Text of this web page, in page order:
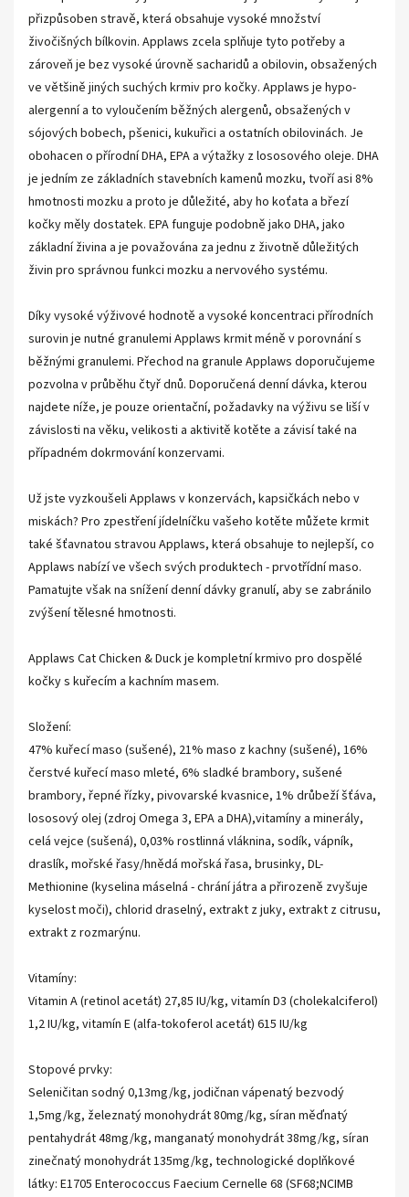
přizpůsoben stravě, která obsahuje vysoké množství
živočišných bílkovin. Applaws zcela splňuje tyto potřeby a
zároveň je bez vysoké úrovně sacharidů a obilovin, obsažených
ve většině jiných suchých krmiv pro kočky. Applaws je hypo-
alergenní a to vyloučením běžných alergenů, obsažených v
sójových bobech, pšenici, kukuřici a ostatních obilovinách. Je
obohacen o přírodní DHA, EPA a výtažky z lososového oleje. DHA
je jedním ze základních stavebních kamenů mozku, tvoří asi 8%
hmotnosti mozku a proto je důležité, aby ho koťata a březí
kočky měly dostatek. EPA funguje podobně jako DHA, jako
základní živina a je považována za jednu z životně důležitých
živin pro správnou funkci mozku a nervového systému.
Díky vysoké výživové hodnotě a vysoké koncentraci přírodních
surovin je nutné granulemi Applaws krmit méně v porovnání s
běžnými granulemi. Přechod na granule Applaws doporučujeme
pozvolna v průběhu čtyř dnů. Doporučená denní dávka, kterou
najdete níže, je pouze orientační, požadavky na výživu se liší v
závislosti na věku, velikosti a aktivitě kotěte a závisí také na
případném dokrmování konzervami.
Už jste vyzkoušeli Applaws v konzervách, kapsičkách nebo v
miskách? Pro zpestření jídelníčku vašeho kotěte můžete krmit
také šťavnatou stravou Applaws, která obsahuje to nejlepší, co
Applaws nabízí ve všech svých produktech - prvotřídní maso.
Pamatujte však na snížení denní dávky granulí, aby se zabránilo
zvýšení tělesné hmotnosti.
Applaws Cat Chicken & Duck je kompletní krmivo pro dospělé
kočky s kuřecím a kachním masem.
Složení:
47% kuřecí maso (sušené), 21% maso z kachny (sušené), 16%
čerstvé kuřecí maso mleté, 6% sladké brambory, sušené
brambory, řepné řízky, pivovarské kvasnice, 1% drůbeží šťáva,
lososový olej (zdroj Omega 3, EPA a DHA),vitamíny a minerály,
celá vejce (sušená), 0,03% rostlinná vláknina, sodík, vápník,
draslík, mořské řasy/hnědá mořská řasa, brusinky, DL-
Methionine (kyselina máselná - chrání játra a přirozeně zvyšuje
kyselost moči), chlorid draselný, extrakt z juky, extrakt z citrusu,
extrakt z rozmarýnu.
Vitamíny:
Vitamin A (retinol acetát) 27,85 IU/kg, vitamín D3 (cholekalciferol)
1,2 IU/kg, vitamín E (alfa-tokoferol acetát) 615 IU/kg
Stopové prvky:
Seleničitan sodný 0,13mg/kg, jodičnan vápenatý bezvodý
1,5mg/kg, železnatý monohydrát 80mg/kg, síran měďnatý
pentahydrát 48mg/kg, manganatý monohydrát 38mg/kg, síran
zinečnatý monohydrát 135mg/kg, technologické doplňkové
látky: E1705 Enterococcus Faecium Cernelle 68 (SF68;NCIMB